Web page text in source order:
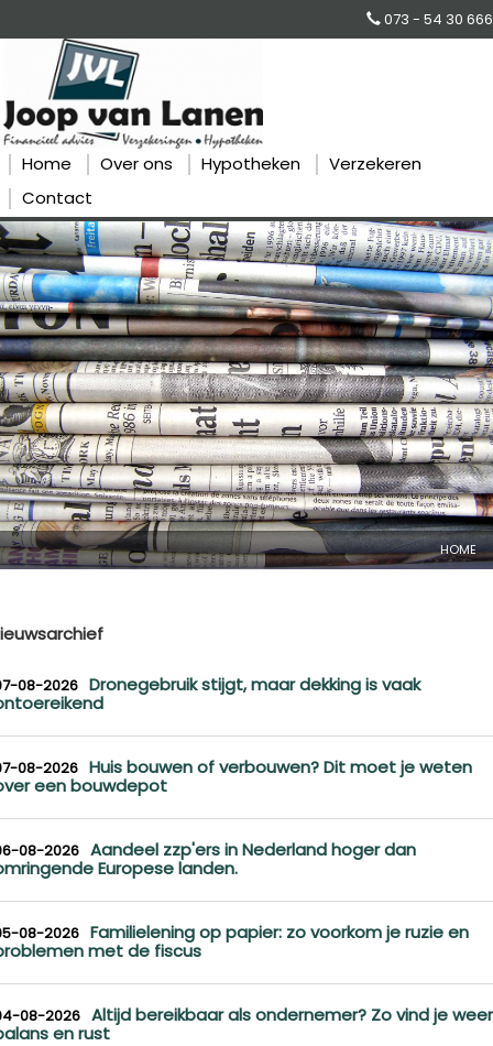
073 - 54 30 666
Home Over ons Hypotheken
Verzekeren
Contact
HOME
08-2026 Dronegebruik stijgt, maar dekking is vaak
08-2026 Huis bouwen of verbouwen? Dit moet je weten
een bouwdepot
08-2026 Aandeel zzp'ers in Nederland hoger dan
Europese landen.
08-2026 Familielening op papier: zo voorkom je ruzie en
met de fiscus
08-2026 Altijd bereikbaar als ondernemer? Zo vind je weer
en rust